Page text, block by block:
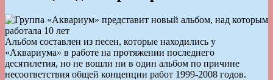
Альбом составлен из песен, которые находились у
«Аквариума» в работе на протяжении последнего
десятилетия, но не вошли ни в один альбом по причине
несоответствия общей концепции работ 1999-2008 годов.